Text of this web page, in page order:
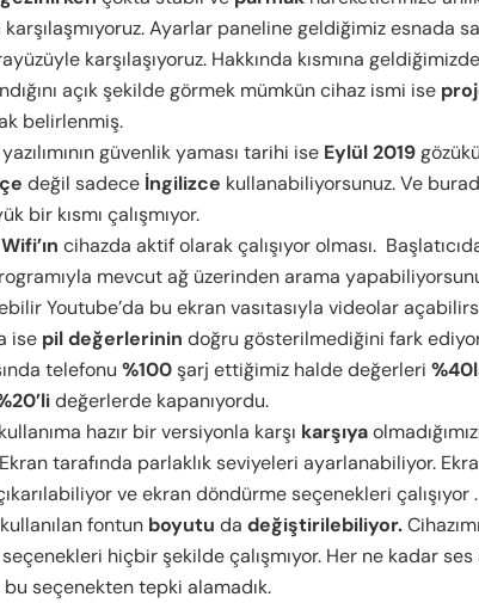
Ayarlar paneline geldiğimiz esnada
karşılaşıyoruz. Hakkında kısmına geldiğimizde
açık şekilde görmek mümkün cihaz ismi ise
belirlenmiş.
yazılımının güvenlik yaması tarihi ise Eylül 2019
değil sadece İngilizce kullanabiliyorsunuz. Ve
bir kısmı çalışmıyor.
Wifi’ın cihazda aktif olarak çalışıyor olması.
mevcut ağ üzerinden arama
Youtube’da bu ekran vasıtasıyla videolar
ise pil değerlerinin doğru gösterilmediğini fark
telefonu %100şarj ettiğimiz halde değerleri
değerlerde kapanıyordu.
hazır bir versiyonla karşı karşıya
tarafında parlaklık seviyeleri ayarlanabiliyor.
ve ekran döndürme seçenekleri çalışıyor .
fontun boyutu da değiştirilebiliyor.
seçenekleri hiçbir şekilde çalışmıyor. Her ne kadar ses
seçenekten tepki alamadık.